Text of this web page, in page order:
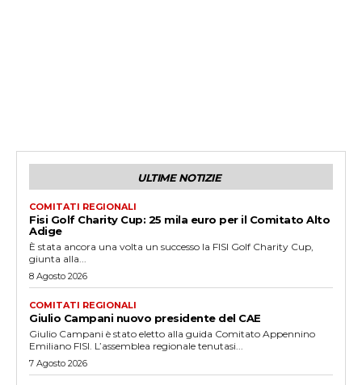
ULTIME NOTIZIE
COMITATI REGIONALI
Fisi Golf Charity Cup: 25 mila euro per il Comitato Alto
Adige
È stata ancora una volta un successo la FISI Golf Charity Cup,
giunta alla...
8 Agosto 2026
COMITATI REGIONALI
Giulio Campani nuovo presidente del CAE
Giulio Campani è stato eletto alla guida Comitato Appennino
Emiliano FISI. L’assemblea regionale tenutasi...
7 Agosto 2026